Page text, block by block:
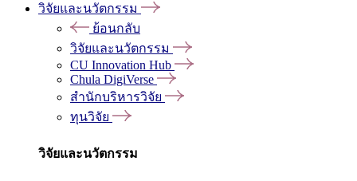
วิจัยและนวัตกรรม
ย้อนกลับ
วิจัยและนวัตกรรม
CU Innovation Hub
Chula DigiVerse
สำนักบริหารวิจัย
ทุนวิจัย
วิจัยและนวัตกรรม